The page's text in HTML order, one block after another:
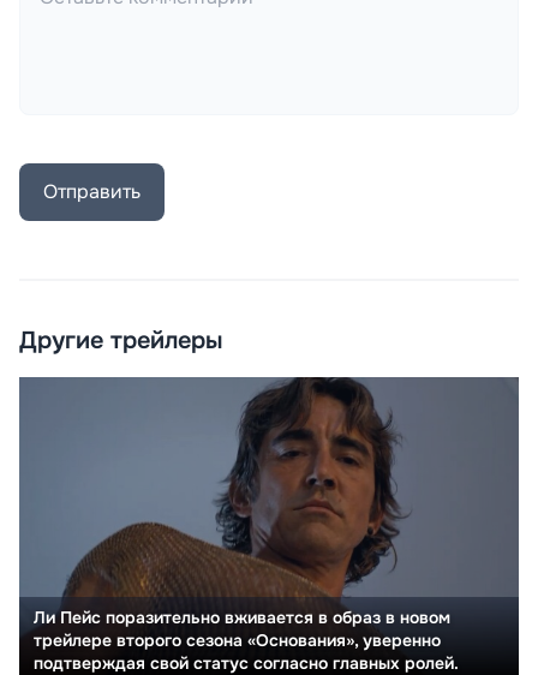
Отправить
Другие трейлеры
Ли Пейс поразительно вживается в образ в новом
трейлере второго сезона «Основания», уверенно
подтверждая свой статус согласно главных ролей.